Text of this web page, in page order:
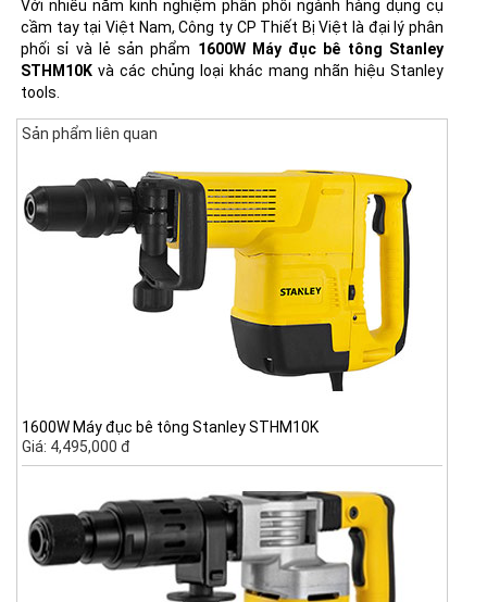
Với nhiều năm kinh nghiệm phân phối ngành hàng dụng cụ
cầm tay tại Việt Nam, Công ty CP Thiết Bị Việt là đại lý phân
phối sỉ và lẻ sản phẩm 1600W Máy đục bê tông Stanley
STHM10K và các chủng loại khác mang nhãn hiệu Stanley
tools.
Sản phẩm liên quan
1600W Máy đục bê tông Stanley STHM10K
Giá: 4,495,000 đ